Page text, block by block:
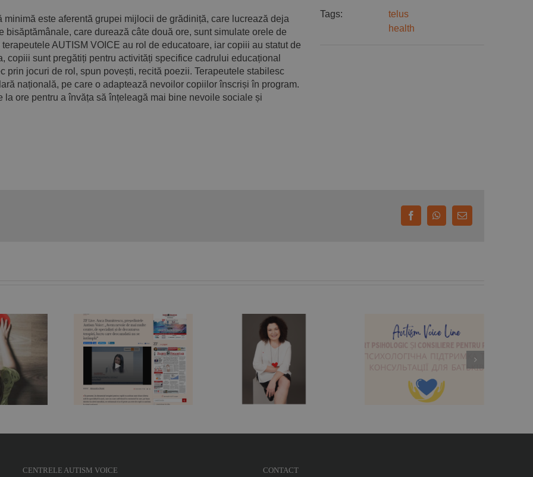
este aferentă grupei mijlocii de grădiniță, care lucrează deja
care durează câte două ore, sunt simulate orele de
AUTISM VOICE au rol de educatoare, iar copiii au statut de
copiii sunt pregătiți pentru activități specifice cadrului educațional
prin jocuri de rol, spun povești, recită poezii. Terapeutele stabilesc
națională, pe care o adaptează nevoilor copiilor înscriși în program.
ore pentru a învăța să înțeleagă mai bine nevoile sociale și
Tags:
telus
health
FacebookWhatsApp
E-
Autism
nevoie
multe centre,
şi de
terapiei,
care
copil sau adolescent
care are un
comportament bizar
se poate ascunde un
suflet afectat de
tulburări de spectru”.
Nicoleta Orlea,
Părinții din Ucraina și
România au acum
suport psihologic
gratuit la Autism Voice
CENTRELE AUTISM VOICE CONTACT